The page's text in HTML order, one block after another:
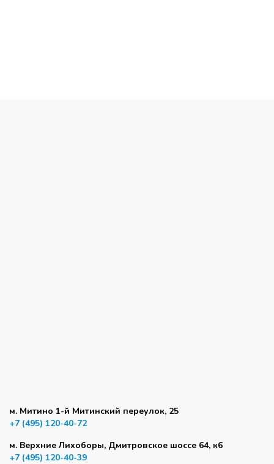
м. Митино 1-й Митинский переулок, 25
+7 (495) 120-40-72
м. Верхние Лихоборы, Дмитровское шоссе 64, к6
+7 (495) 120-40-39